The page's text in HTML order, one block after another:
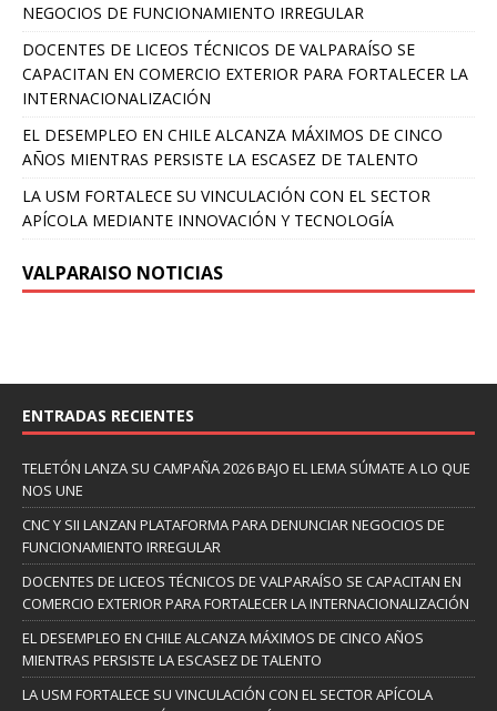
NEGOCIOS DE FUNCIONAMIENTO IRREGULAR
DOCENTES DE LICEOS TÉCNICOS DE VALPARAÍSO SE
CAPACITAN EN COMERCIO EXTERIOR PARA FORTALECER LA
INTERNACIONALIZACIÓN
EL DESEMPLEO EN CHILE ALCANZA MÁXIMOS DE CINCO
AÑOS MIENTRAS PERSISTE LA ESCASEZ DE TALENTO
LA USM FORTALECE SU VINCULACIÓN CON EL SECTOR
APÍCOLA MEDIANTE INNOVACIÓN Y TECNOLOGÍA
VALPARAISO NOTICIAS
ENTRADAS RECIENTES
TELETÓN LANZA SU CAMPAÑA 2026 BAJO EL LEMA SÚMATE A LO QUE
NOS UNE
CNC Y SII LANZAN PLATAFORMA PARA DENUNCIAR NEGOCIOS DE
FUNCIONAMIENTO IRREGULAR
DOCENTES DE LICEOS TÉCNICOS DE VALPARAÍSO SE CAPACITAN EN
COMERCIO EXTERIOR PARA FORTALECER LA INTERNACIONALIZACIÓN
EL DESEMPLEO EN CHILE ALCANZA MÁXIMOS DE CINCO AÑOS
MIENTRAS PERSISTE LA ESCASEZ DE TALENTO
LA USM FORTALECE SU VINCULACIÓN CON EL SECTOR APÍCOLA